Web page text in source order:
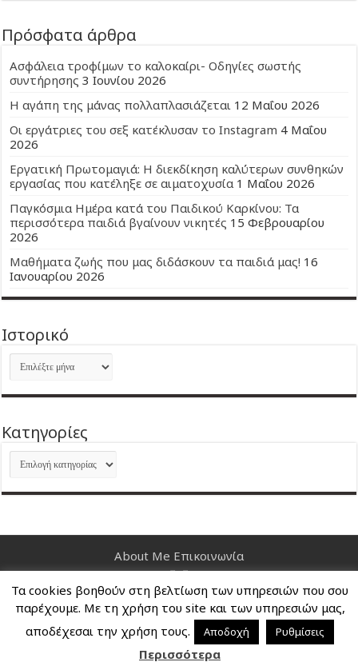
Πρόσφατα άρθρα
Ασφάλεια τροφίμων το καλοκαίρι- Οδηγίες σωστής
συντήρησης 3 Ιουνίου 2026
Η αγάπη της μάνας πολλαπλασιάζεται 12 Μαΐου 2026
Οι εργάτριες του σεξ κατέκλυσαν το Instagram 4 Μαΐου
2026
Εργατική Πρωτομαγιά: Η διεκδίκηση καλύτερων συνθηκών
εργασίας που κατέληξε σε αιματοχυσία 1 Μαΐου 2026
Παγκόσμια Ημέρα κατά του Παιδικού Καρκίνου: Τα
περισσότερα παιδιά βγαίνουν νικητές 15 Φεβρουαρίου
2026
Μαθήματα ζωής που μας διδάσκουν τα παιδιά μας! 16
Ιανουαρίου 2026
Ιστορικό
Ιστορικό
Kατηγορίες
Kατηγορίες
About Me Επικοινωνία
Nancy's Blog © Copyright 2026, All Rights Reserved
Τα cookies βοηθούν στη βελτίωση των υπηρεσιών που σου
παρέχουμε. Με τη χρήση του site και των υπηρεσιών μας,
αποδέχεσαι την χρήση τους.
Αποδοχή Ρυθμίσεις
Περισσότερα